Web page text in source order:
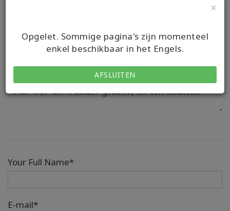
×
Opgelet. Sommige pagina's zijn momenteel
enkel beschikbaar in het Engels.
AFSLUITEN
Geen klassen weer te geven.
“Nur wer an Wunder glaubt, ist ein Realist.”
-
Your Full Name*
E-mail*